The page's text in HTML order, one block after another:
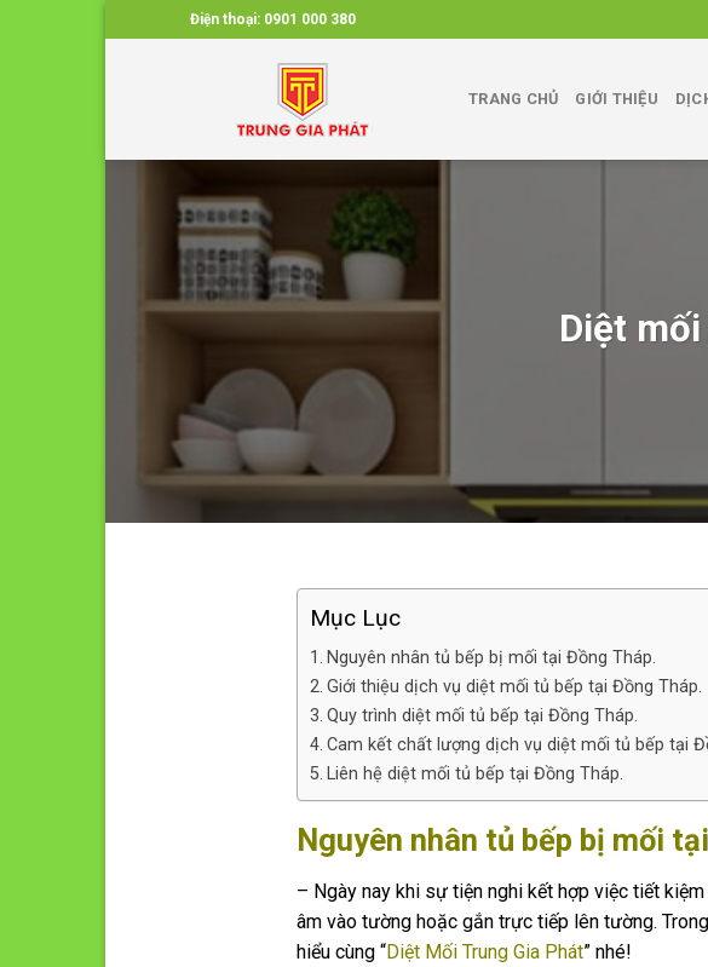
to
Điện thoại: 0901 000 380
TRANG CHỦ GIỚI THIỆU
Diệt
Mục Lục
Nguyên nhân tủ bếp bị mối tại Đồng Tháp.
Giới thiệu dịch vụ diệt mối tủ bếp tại Đồng Tháp.
Quy trình diệt mối tủ bếp tại Đồng Tháp.
Cam kết chất lượng dịch vụ diệt mối tủ bếp tại
Liên hệ diệt mối tủ bếp tại Đồng Tháp.
Nguyên nhân tủ bếp bị mối
– Ngày nay khi sự tiện nghi kết hợp việc tiết
âm vào tường hoặc gắn trực tiếp lên tường.
hiểu cùng “Diệt Mối Trung Gia Phát” nhé!